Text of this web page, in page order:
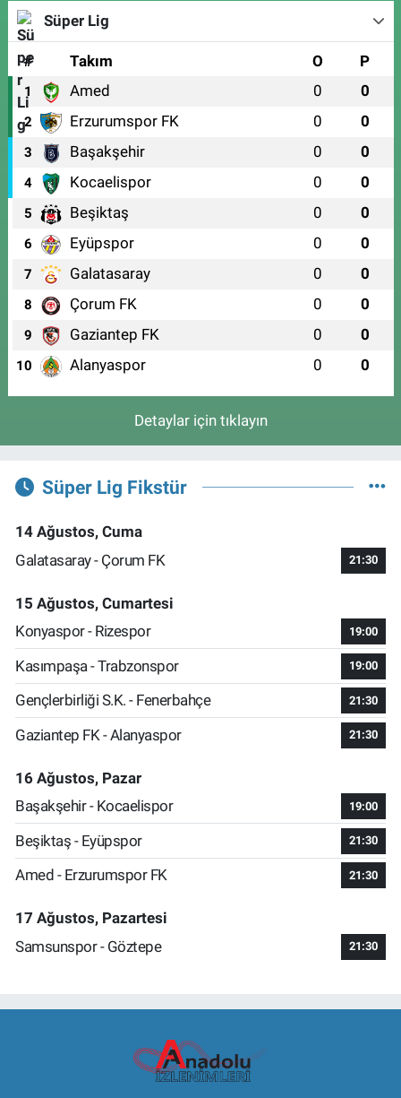
Süper Lig
# Takım O P
1 Amed 0 0
2 Erzurumspor FK 0 0
3 Başakşehir 0 0
4 Kocaelispor 0 0
5 Beşiktaş 0 0
6 Eyüpspor 0 0
7 Galatasaray 0 0
8 Çorum FK 0 0
9 Gaziantep FK 0 0
10 Alanyaspor 0 0
Detaylar için tıklayın
Süper Lig Fikstür
14 Ağustos, Cuma
Galatasaray - Çorum FK
21:30
15 Ağustos, Cumartesi
Konyaspor - Rizespor
19:00
Kasımpaşa - Trabzonspor 19:00
Gençlerbirliği S.K. - Fenerbahçe 21:30
Gaziantep FK - Alanyaspor 21:30
16 Ağustos, Pazar
Başakşehir - Kocaelispor
19:00
Beşiktaş - Eyüpspor 21:30
Amed - Erzurumspor FK 21:30
17 Ağustos, Pazartesi
Samsunspor - Göztepe
21:30